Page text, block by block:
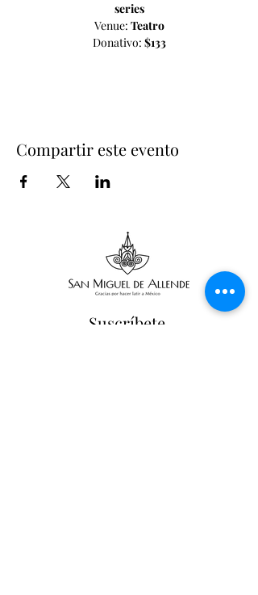
series
Venue: Teatro
Donativo: $133
Compartir este evento
Suscríbete